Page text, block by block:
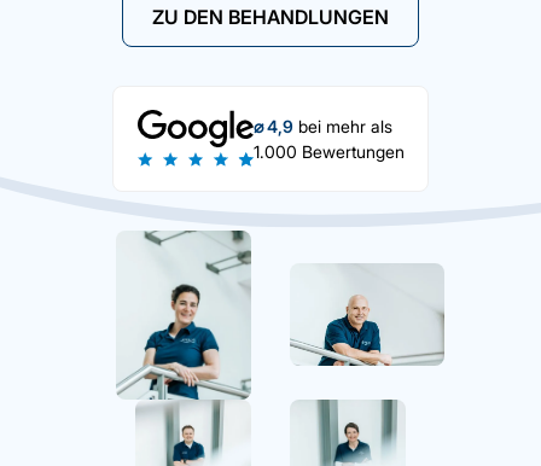
ZU DEN BEHANDLUNGEN
⌀ 4,9 bei mehr als
1.000 Bewertungen